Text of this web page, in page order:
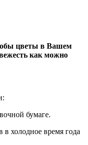
цветы в Вашем
как можно
бумаге.
холодное время года